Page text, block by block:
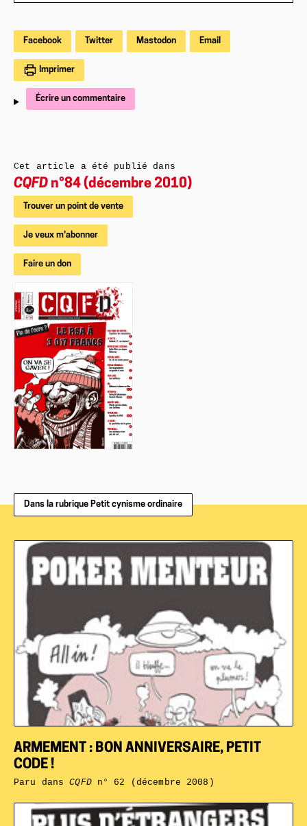
Facebook Twitter Mastodon Email
Imprimer
Écrire un commentaire
Cet article a été publié dans
CQFD n°84 (décembre 2010)
Trouver un point de vente
Je veux m'abonner
Faire un don
Dans la rubrique Petit cynisme ordinaire
ARMEMENT : BON ANNIVERSAIRE, PETIT
CODE !
Paru dansCQFDn° 62 (décembre 2008)